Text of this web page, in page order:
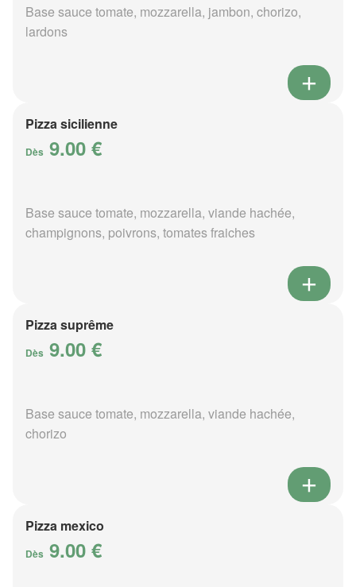
Base sauce tomate, mozzarella, jambon, chorizo,
lardons
Pizza sicilienne
Dès 9.00 €
Base sauce tomate, mozzarella, viande hachée,
champignons, poivrons, tomates fraiches
Pizza suprême
Dès 9.00 €
Base sauce tomate, mozzarella, viande hachée,
chorizo
Pizza mexico
Dès 9.00 €